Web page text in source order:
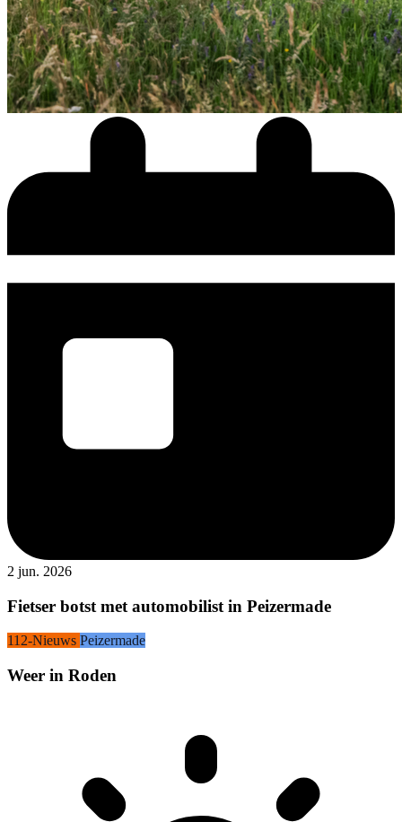
2 jun. 2026
Fietser botst met automobilist in Peizermade
112-Nieuws Peizermade
Weer in Roden